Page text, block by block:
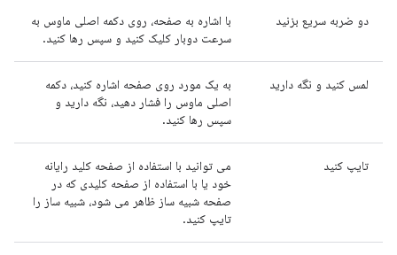
دو ضربه سریع بزنید
با اشاره به صفحه، روی دکمه اصلی ماوس به
سرعت دوبار کلیک کنید و سپس رها کنید.
لمس کنید و نگه دارید
به یک مورد روی صفحه اشاره کنید، دکمه
اصلی ماوس را فشار دهید، نگه دارید و
سپس رها کنید.
تایپ کنید
می توانید با استفاده از صفحه کلید رایانه
خود یا با استفاده از صفحه کلیدی که در
صفحه شبیه ساز ظاهر می شود، شبیه ساز را
تایپ کنید.